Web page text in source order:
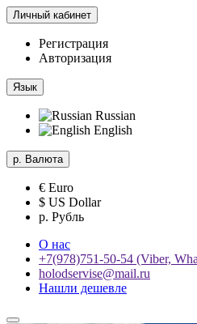
Личный кабинет
Регистрация
Авторизация
Язык
Russian
English
р. Валюта
€ Euro
$ US Dollar
р. Рубль
О нас
+7(978)751-50-54 (Viber,
holodservise@mail.ru
Нашли дешевле